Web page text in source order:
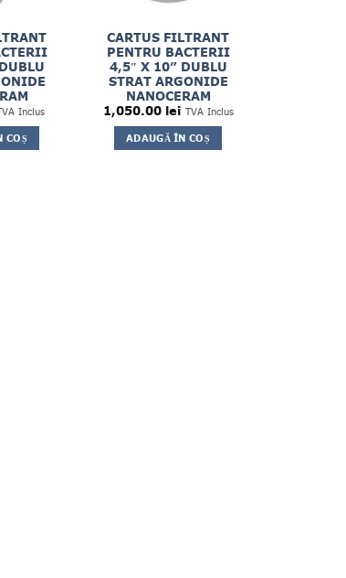
Inclus
COȘ
CARTUS FILTRANT
PENTRU BACTERII
4,5″ X 10” DUBLU
STRAT ARGONIDE
NANOCERAM
1,050.00 lei TVA Inclus
ADAUGĂ ÎN COȘ